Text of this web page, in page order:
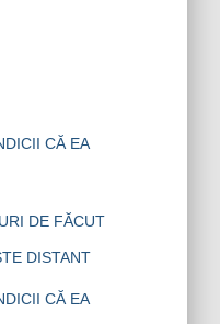
CĂ EA
DE FĂCUT
DISTANT
CĂ EA